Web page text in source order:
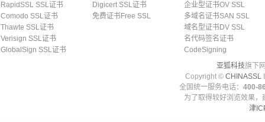
RapidSSL SSL证书
Comodo SSL证书
Thawte SSL证书
Verisign SSL证书
GlobalSign SSL证书
Digicert SSL证书
免费证书Free SSL
企业型证书OV SSL
多域名证书SAN SSL
域名型证书DV SSL
名代码签名证书
CodeSigning
亚狐科技旗下
Copyright © CHINASSL
全国统一服务电话： 400-
为了取得较好浏览效果
津